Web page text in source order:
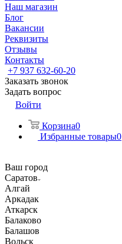
Наш магазин
Блог
Вакансии
Реквизиты
Отзывы
Контакты
+7 937 632-60-20
Заказать звонок
Задать вопрос
Войти
Корзина0
Избранные товары0
Ваш город
Саратов
Алгай
Аркадак
Аткарск
Балаково
Балашов
Вольск